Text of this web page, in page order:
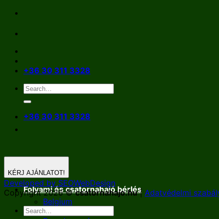
Skip
content
+36 30 311 3328
+36 30 311 3328
Folyami és csatornahajó bérlés
Belgium
Németország
KÉRJ AJÁNLATOT!
Developed by SEOWebDesign
Copyright 2026 ©csatornahajo.hu| Adatvédelmi